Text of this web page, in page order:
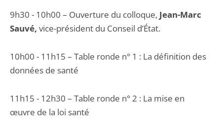
9h30 - 10h00 – Ouverture du colloque, Jean-Marc
Sauvé, vice-président du Conseil d’État.
10h00 - 11h15 – Table ronde n° 1 : La définition des
données de santé
11h15 - 12h30 – Table ronde n° 2 : La mise en
œuvre de la loi santé